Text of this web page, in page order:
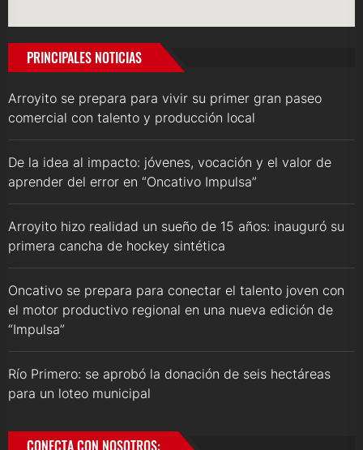
PRINCIPALES NOTICIAS
Arroyito se prepara para vivir su primer gran paseo
comercial con talento y producción local
De la idea al impacto: jóvenes, vocación y el valor de
aprender del error en “Oncativo Impulsa”
Arroyito hizo realidad un sueño de 15 años: inauguró su
primera cancha de hockey sintética
Oncativo se prepara para conectar el talento joven con
el motor productivo regional en una nueva edición de
“Impulsa”
Río Primero: se aprobó la donación de seis hectáreas
para un loteo municipal
CONECTA CON NOSOTROS: